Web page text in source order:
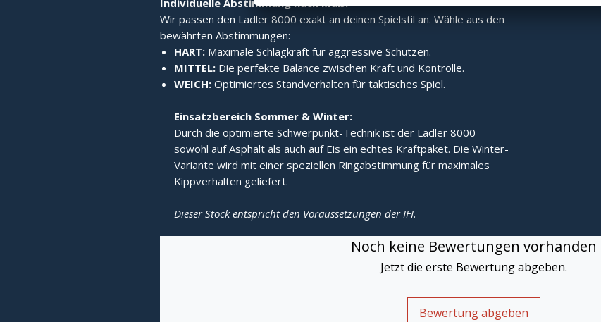
Individuelle Abstimmung nach Maß:
Wir passen den Ladler 8000 exakt an deinen Spielstil an. Wähle aus den
bewährten Abstimmungen:
HART: Maximale Schlagkraft für aggressive Schützen.
MITTEL: Die perfekte Balance zwischen Kraft und Kontrolle.
WEICH: Optimiertes Standverhalten für taktisches Spiel.
Einsatzbereich Sommer & Winter:
Durch die optimierte Schwerpunkt-Technik ist der Ladler 8000
sowohl auf Asphalt als auch auf Eis ein echtes Kraftpaket. Die Winter-
Variante wird mit einer speziellen Ringabstimmung für maximales
Kippverhalten geliefert.
Dieser Stock entspricht den Voraussetzungen der IFI.
Noch keine Bewertungen vorhanden
Jetzt die erste Bewertung abgeben.
Bewertung abgeben